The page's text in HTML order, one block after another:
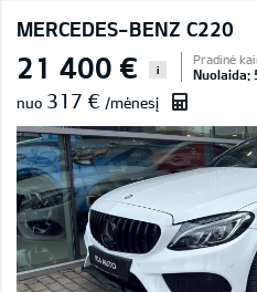
MERCEDES-BENZ C220
21 400 € i
Pradinė
Nuolaida:
nuo 317 € /mėnesį